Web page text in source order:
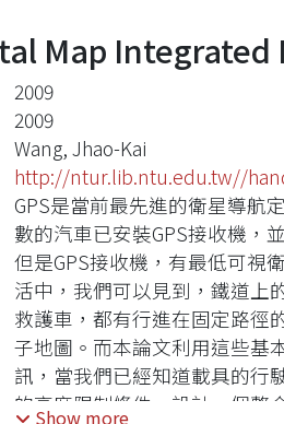
Map
2009
2009
Wang, Jhao-Kai
http://ntur.lib.ntu.edu.tw//
GPS是當前最先進的衛星導航
數的汽車已安裝GPS接收機，
但是GPS接收機，有最低可視
活中，我們可以見到，鐵道上
救護車，都有行進在固定路徑
子地圖。而本論文利用這些基
訊，當我們已經知道載具的行
的高度限制條件，設計一個整
Show more